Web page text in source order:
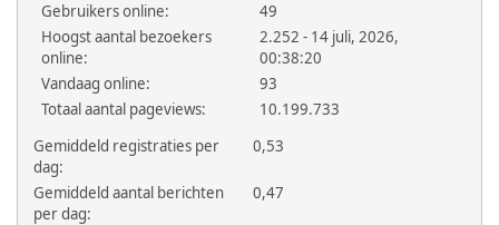
Gebruikers online:
49
Hoogst aantal bezoekers
online:
2.252 - 14 juli, 2026,
00:38:20
Vandaag online:
93
Totaal aantal pageviews:
10.199.733
Gemiddeld registraties per
dag:
0,53
Gemiddeld aantal berichten
per dag:
0,47